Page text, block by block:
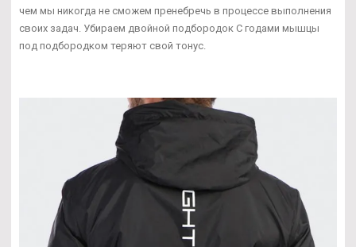
чем мы никогда не сможем пренебречь в процессе выполнения
своих задач. Убираем двойной подбородок С годами мышцы
под подбородком теряют свой тонус.